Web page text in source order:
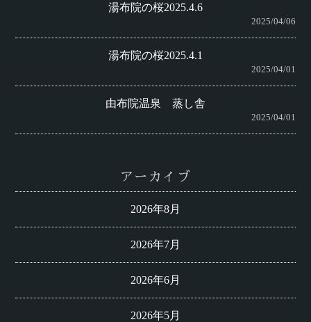
湯布院の桜2025.4.6
2025/04/06
湯布院の桜2025.4.1
2025/04/01
由布院温泉 蒸し舎
2025/04/01
アーカイブ
2026年8月
2026年7月
2026年6月
2026年5月